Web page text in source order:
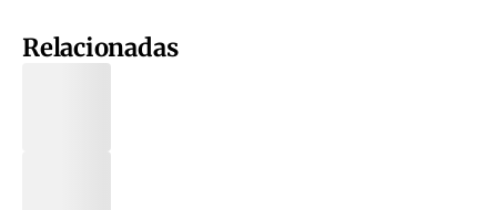
Relacionadas